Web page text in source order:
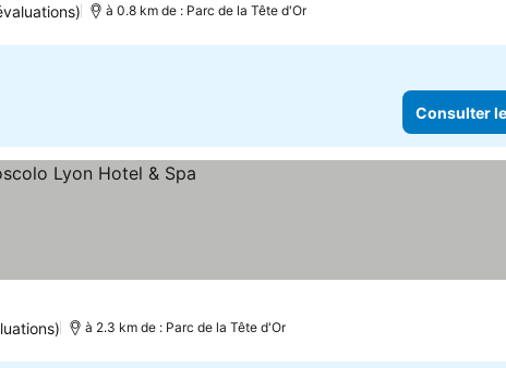
à 0.8 km de : Parc de la Tête d'Or
Consulter
à 2.3 km de : Parc de la Tête d'Or